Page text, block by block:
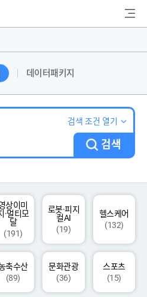
색
데이터패키지
검색 조건 열기
검색
상이미
·멀티모
달
(191)
로봇·피지
컬AI
(19)
헬스케어
(132)
축수산
(89)
문화관광
(36)
스포츠
(15)